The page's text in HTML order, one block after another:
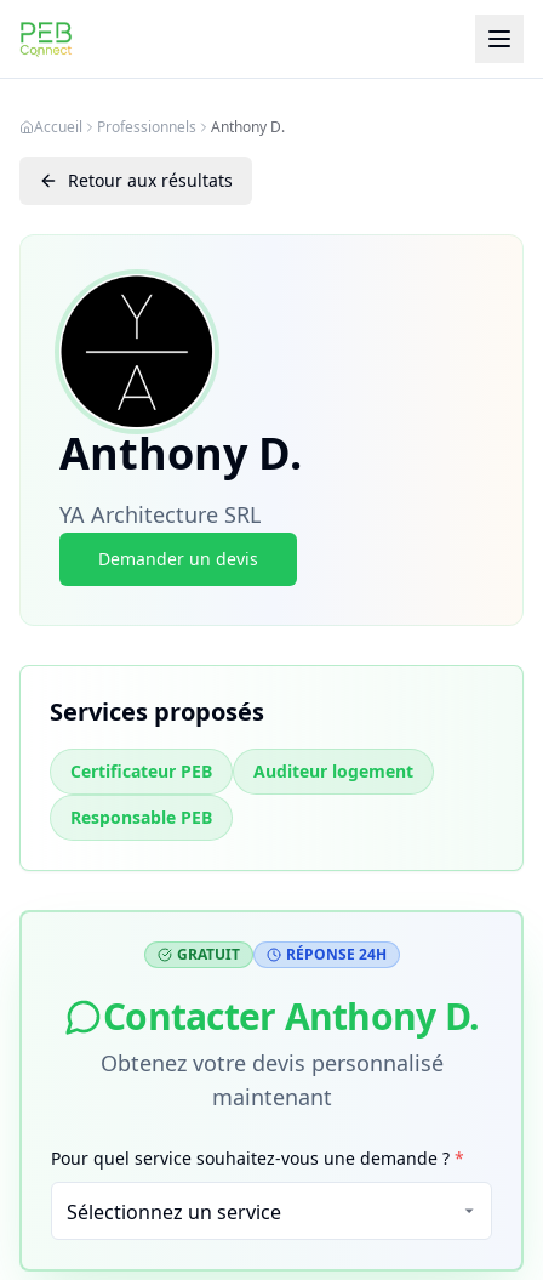
PEB Connect
Accueil Professionnels Anthony D.
Retour aux résultats
Anthony D.
YA Architecture SRL
Demander un devis
Services proposés
Certificateur PEB
Auditeur logement
Responsable PEB
GRATUIT RÉPONSE 24H
ContacterAnthony D.
Obtenez votre devis personnalisé
maintenant
Pour quel service souhaitez-vous une demande ? *